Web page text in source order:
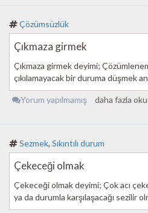
Çözümsüzlük
Çıkmaza girmek
Çıkmaza girmek deyimi;
çıkılamayacak bir duruma düşmek
Yorum yapılmamış daha fazla oku
Sezmek, Sıkıntılı durum
Çekeceği olmak
Çekeceği olmak deyimi; Çok acı
ya da durumla karşılaşacağı sezilir